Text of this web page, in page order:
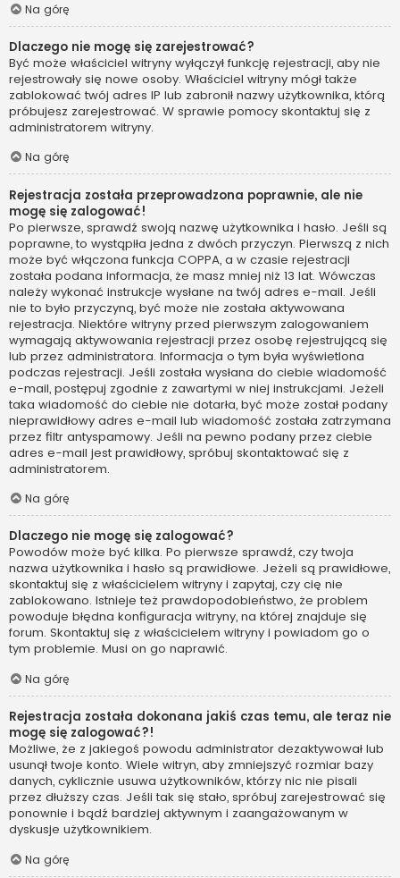
Na górę
Dlaczego nie mogę się zarejestrować?
Być może właściciel witryny wyłączył funkcję rejestracji, aby nie
rejestrowały się nowe osoby. Właściciel witryny mógł także
zablokować twój adres IP lub zabronił nazwy użytkownika, którą
próbujesz zarejestrować. W sprawie pomocy skontaktuj się z
administratorem witryny.
Na górę
Rejestracja została przeprowadzona poprawnie, ale nie
mogę się zalogować!
Po pierwsze, sprawdź swoją nazwę użytkownika i hasło. Jeśli są
poprawne, to wystąpiła jedna z dwóch przyczyn. Pierwszą z nich
może być włączona funkcja COPPA, a w czasie rejestracji
została podana informacja, że masz mniej niż 13 lat. Wówczas
należy wykonać instrukcje wysłane na twój adres e-mail. Jeśli
nie to było przyczyną, być może nie została aktywowana
rejestracja. Niektóre witryny przed pierwszym zalogowaniem
wymagają aktywowania rejestracji przez osobę rejestrującą się
lub przez administratora. Informacja o tym była wyświetlona
podczas rejestracji. Jeśli została wysłana do ciebie wiadomość
e-mail, postępuj zgodnie z zawartymi w niej instrukcjami. Jeżeli
taka wiadomość do ciebie nie dotarła, być może został podany
nieprawidłowy adres e-mail lub wiadomość została zatrzymana
przez filtr antyspamowy. Jeśli na pewno podany przez ciebie
adres e-mail jest prawidłowy, spróbuj skontaktować się z
administratorem.
Na górę
Dlaczego nie mogę się zalogować?
Powodów może być kilka. Po pierwsze sprawdź, czy twoja
nazwa użytkownika i hasło są prawidłowe. Jeżeli są prawidłowe,
skontaktuj się z właścicielem witryny i zapytaj, czy cię nie
zablokowano. Istnieje też prawdopodobieństwo, że problem
powoduje błędna konfiguracja witryny, na której znajduje się
forum. Skontaktuj się z właścicielem witryny i powiadom go o
tym problemie. Musi on go naprawić.
Na górę
Rejestracja została dokonana jakiś czas temu, ale teraz nie
mogę się zalogować?!
Możliwe, że z jakiegoś powodu administrator dezaktywował lub
usunął twoje konto. Wiele witryn, aby zmniejszyć rozmiar bazy
danych, cyklicznie usuwa użytkowników, którzy nic nie pisali
przez dłuższy czas. Jeśli tak się stało, spróbuj zarejestrować się
ponownie i bądź bardziej aktywnym i zaangażowanym w
dyskusje użytkownikiem.
Na górę